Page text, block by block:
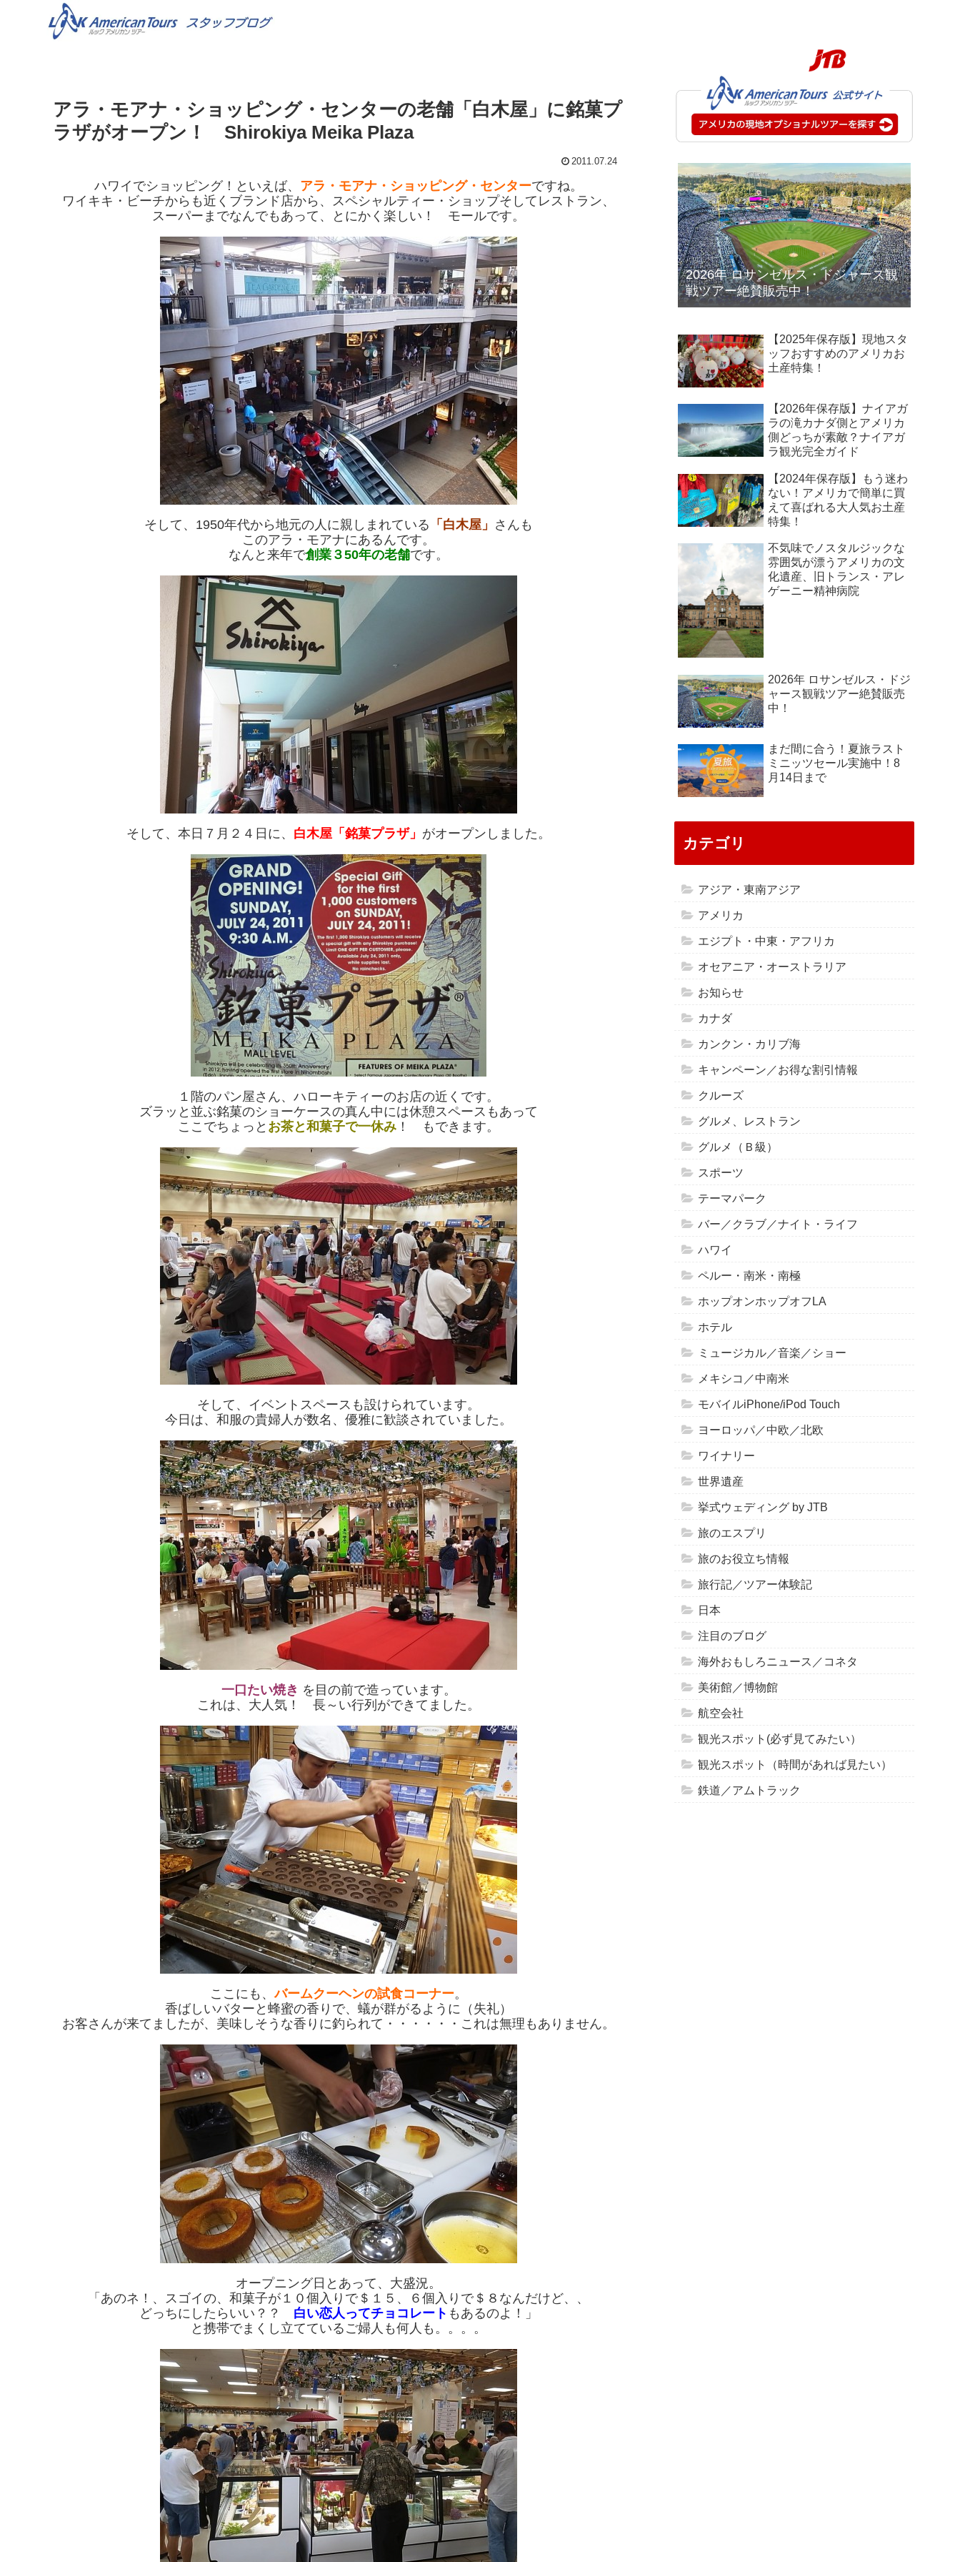
アラ・モアナ・ショッピング・センターの老舗「白木屋」に銘菓プ
ラザがオープン！ Shirokiya Meika Plaza
2011.07.24
ハワイでショッピング！といえば、 アラ・モアナ・ショッピング・センターですね。
ワイキキ・ビーチからも近くブランド店から、スペシャルティー・ショップそしてレストラン、
スーパーまでなんでもあって、とにかく楽しい！ モールです。
そして、1950年代から地元の人に親しまれている 「白木屋」 さんも
このアラ・モアナにあるんです。
なんと来年で創業３50年の老舗です。
そして、本日７月２４日に、 白木屋「銘菓プラザ」 がオープンしました。
１階のパン屋さん、ハローキティーのお店の近くです。
ズラッと並ぶ銘菓のショーケースの真ん中には休憩スペースもあって
ここでちょっと お茶と和菓子で一休み ！ もできます。
そして、イベントスペースも設けられています。
今日は、和服の貴婦人が数名、優雅に歓談されていました。
一口たい焼き を目の前で造っています。
これは、大人気！ 長～い行列ができてました。
ここにも、バームクーヘンの試食コーナー。
香ばしいバターと蜂蜜の香りで、蟻が群がるように（失礼）
お客さんが来てましたが、美味しそうな香りに釣られて・・・・・・これは無理もありません。
オープニング日とあって、大盛況。
「あのネ！、スゴイの、和菓子が１０個入りで＄１５、６個入りで＄８なんだけど、、
どっちにしたらいい？？ 白い恋人ってチョコレート もあるのよ！」
と携帯でまくし立てているご婦人も何人も。。。。
2026年 ロサンゼルス・ドジャース観
戦ツアー絶賛販売中！
【2025年保存版】現地スタ
ッフおすすめのアメリカお
土産特集！
【2026年保存版】ナイアガ
ラの滝カナダ側とアメリカ
側どっちが素敵？ナイアガ
ラ観光完全ガイド
【2024年保存版】もう迷わ
ない！アメリカで簡単に買
えて喜ばれる大人気お土産
特集！
不気味でノスタルジックな
雰囲気が漂うアメリカの文
化遺産、旧トランス・アレ
ゲーニー精神病院
2026年 ロサンゼルス・ドジ
ャース観戦ツアー絶賛販売
中！
まだ間に合う！夏旅ラスト
ミニッツセール実施中！8
月14日まで
カテゴリ
アジア・東南アジア
アメリカ
エジプト・中東・アフリカ
オセアニア・オーストラリア
お知らせ
カナダ
カンクン・カリブ海
キャンペーン／お得な割引情報
クルーズ
グルメ、レストラン
グルメ（Ｂ級）
スポーツ
テーマパーク
バー／クラブ／ナイト・ライフ
ハワイ
ペルー・南米・南極
ホップオンホップオフLA
ホテル
ミュージカル／音楽／ショー
メキシコ／中南米
モバイルiPhone/iPod Touch
ヨーロッパ／中欧／北欧
ワイナリー
世界遺産
挙式ウェディング by JTB
旅のエスプリ
旅のお役立ち情報
旅行記／ツアー体験記
日本
注目のブログ
海外おもしろニュース／コネタ
美術館／博物館
航空会社
観光スポット(必ず見てみたい）
観光スポット（時間があれば見たい）
鉄道／アムトラック